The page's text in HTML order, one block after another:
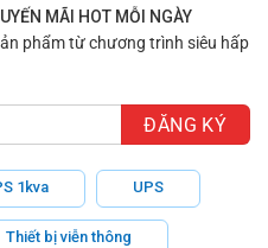
MÃI HOT MỖI NGÀY
phẩm từ chương trình siêu hấp
1kva UPS
Thiết bị viễn thông